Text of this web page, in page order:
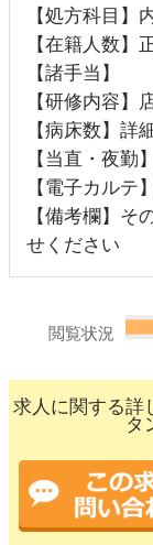
【処方科目】
【在籍人数】
【諸手当】
【研修内容】
【病床数】詳
【当直・夜勤
【電子カルテ
【備考欄】そ
せください
閲覧状況
求人に関する詳
タ